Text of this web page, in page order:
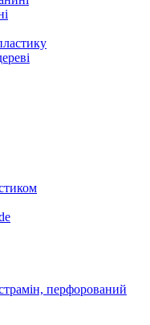
перфорований